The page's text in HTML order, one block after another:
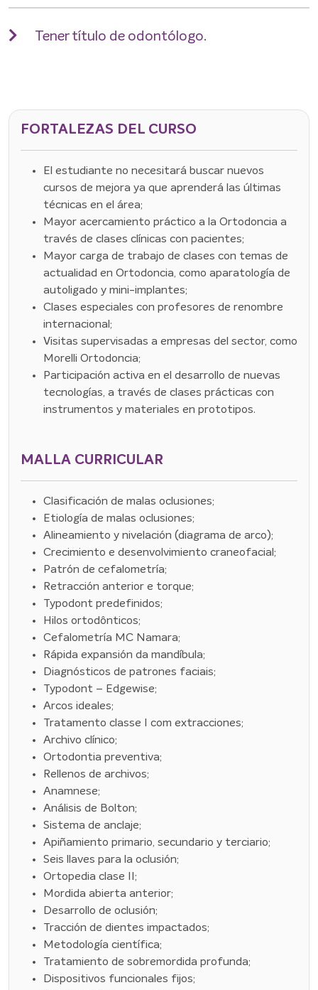
Tener título de odontólogo.
FORTALEZAS DEL CURSO
El estudiante no necesitará buscar nuevos
cursos de mejora ya que aprenderá las últimas
técnicas en el área;
Mayor acercamiento práctico a la Ortodoncia a
través de clases clínicas con pacientes;
Mayor carga de trabajo de clases con temas de
actualidad en Ortodoncia, como aparatología de
autoligado y mini-implantes;
Clases especiales con profesores de renombre
internacional;
Visitas supervisadas a empresas del sector, como
Morelli Ortodoncia;
Participación activa en el desarrollo de nuevas
tecnologías, a través de clases prácticas con
instrumentos y materiales en prototipos.
MALLA CURRICULAR
Clasificación de malas oclusiones;
Etiología de malas oclusiones;
Alineamiento y nivelación (diagrama de arco);
Crecimiento e desenvolvimiento craneofacial;
Patrón de cefalometría;
Retracción anterior e torque;
Typodont predefinidos;
Hilos ortodônticos;
Cefalometría MC Namara;
Rápida expansión da mandíbula;
Diagnósticos de patrones faciais;
Typodont – Edgewise;
Arcos ideales;
Tratamento classe I com extracciones;
Archivo clínico;
Ortodontia preventiva;
Rellenos de archivos;
Anamnese;
Análisis de Bolton;
Sistema de anclaje;
Apiñamiento primario, secundario y terciario;
Seis llaves para la oclusión;
Ortopedia clase II;
Mordida abierta anterior;
Desarrollo de oclusión;
Tracción de dientes impactados;
Metodología científica;
Tratamiento de sobremordida profunda;
Dispositivos funcionales fijos;